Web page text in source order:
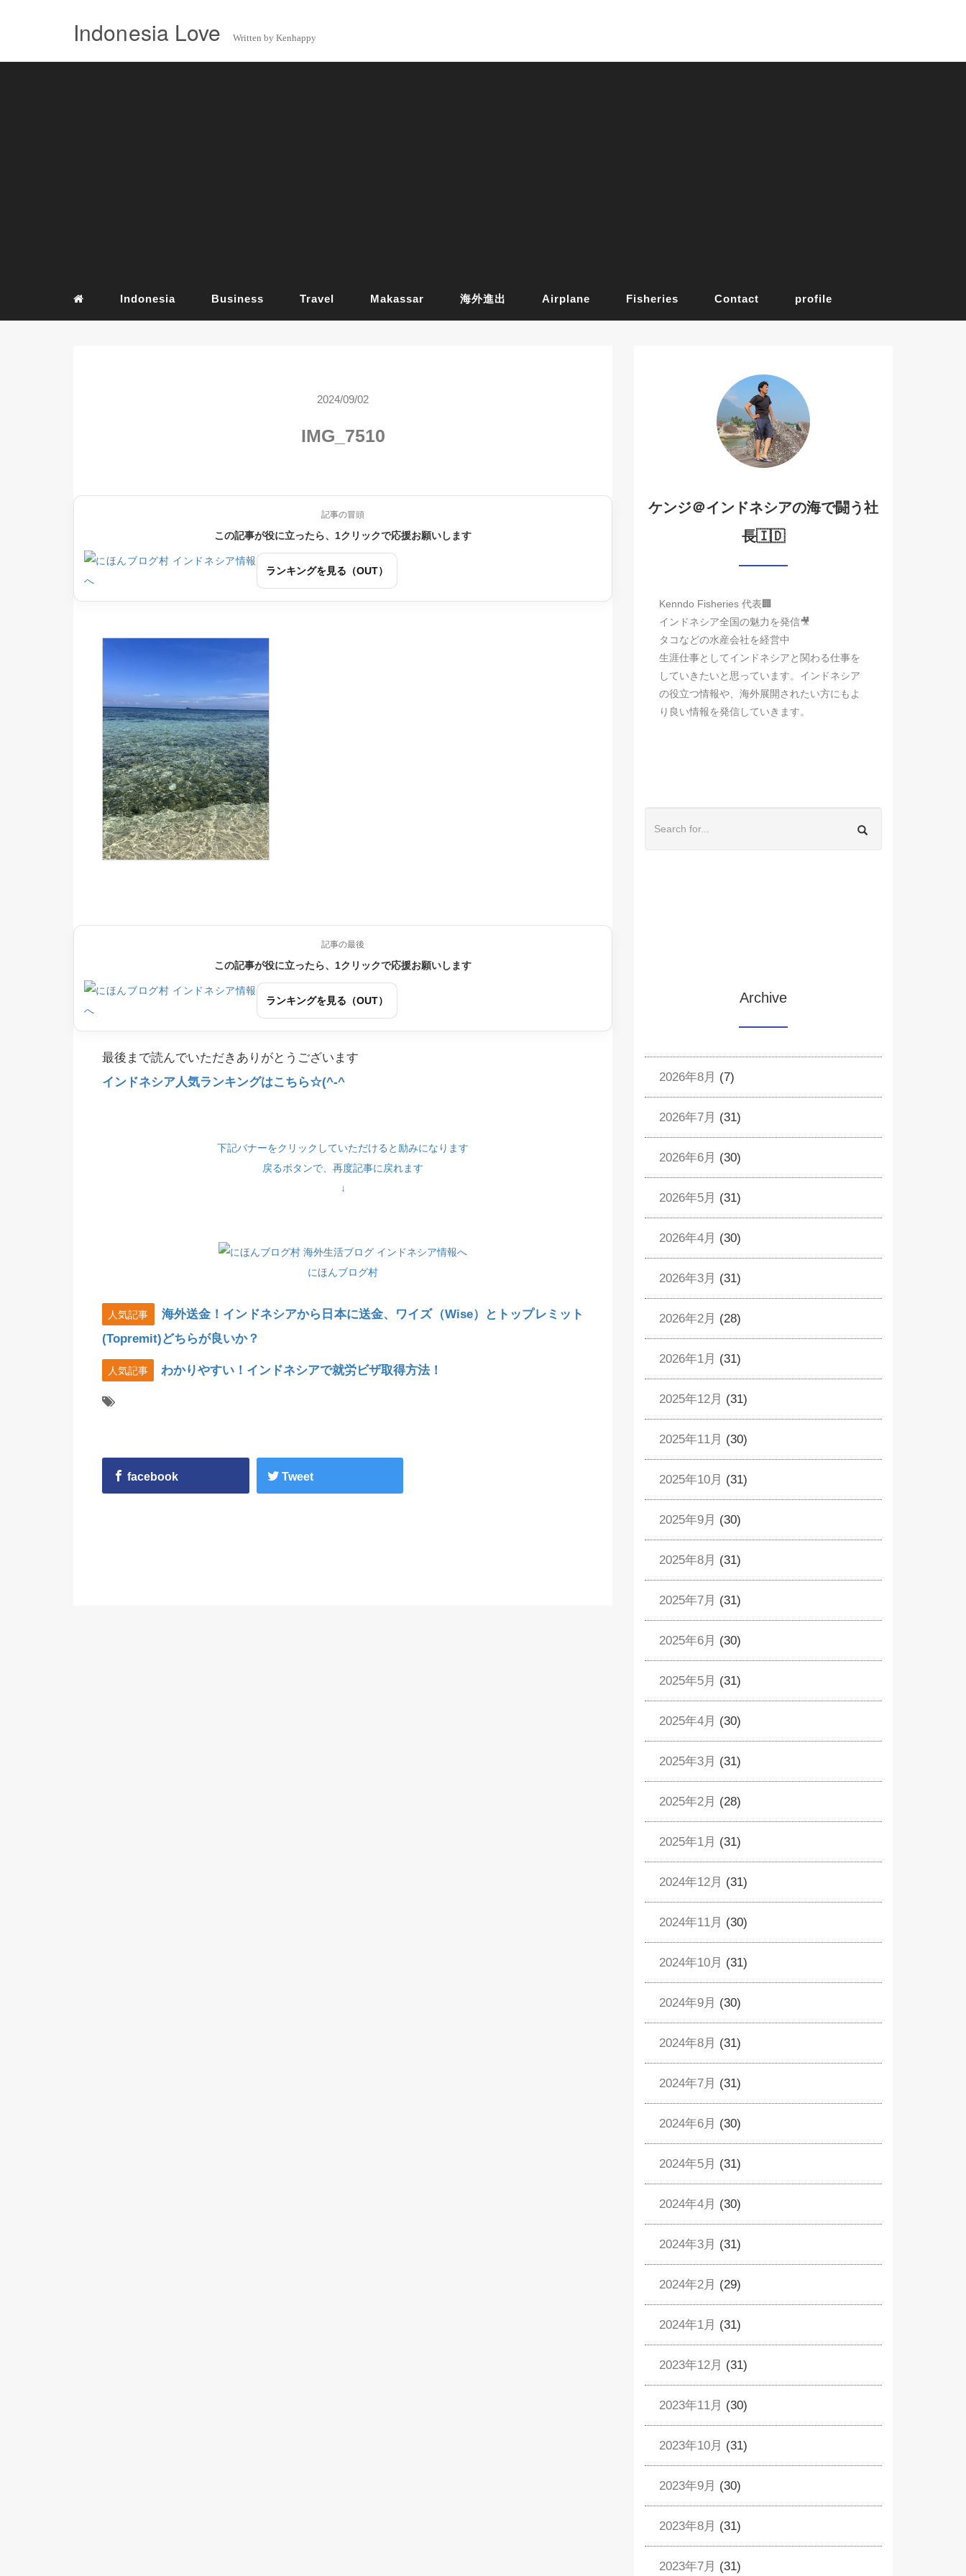
Indonesia Love Written by Kenhappy
Indonesia Business Travel Makassar 海外進出 Airplane Fisheries Contact profile
2024/09/02
IMG_7510
記事の冒頭
この記事が役に立ったら、1クリックで応援お願いします
ランキングを見る（OUT）
記事の最後
この記事が役に立ったら、1クリックで応援お願いします
ランキングを見る（OUT）
最後まで読んでいただきありがとうございます
インドネシア人気ランキングはこちら☆(^-^
下記バナーをクリックしていただけると励みになります
戻るボタンで、再度記事に戻れます
↓
にほんブログ村
人気記事
海外送金！インドネシアから日本に送金、ワイズ（Wise）とトップレミット
(Topremit)どちらが良いか？
人気記事 わかりやすい！インドネシアで就労ビザ取得方法！
facebook Tweet
ケンジ＠インドネシアの海で闘う社
長🇮🇩
Kenndo Fisheries 代表🏢
インドネシア全国の魅力を発信🎥
タコなどの水産会社を経営中
生涯仕事としてインドネシアと関わる仕事を
していきたいと思っています。インドネシア
の役立つ情報や、海外展開されたい方にもよ
り良い情報を発信していきます。
Archive
2026年8月 (7)
2026年7月 (31)
2026年6月 (30)
2026年5月 (31)
2026年4月 (30)
2026年3月 (31)
2026年2月 (28)
2026年1月 (31)
2025年12月 (31)
2025年11月 (30)
2025年10月 (31)
2025年9月 (30)
2025年8月 (31)
2025年7月 (31)
2025年6月 (30)
2025年5月 (31)
2025年4月 (30)
2025年3月 (31)
2025年2月 (28)
2025年1月 (31)
2024年12月 (31)
2024年11月 (30)
2024年10月 (31)
2024年9月 (30)
2024年8月 (31)
2024年7月 (31)
2024年6月 (30)
2024年5月 (31)
2024年4月 (30)
2024年3月 (31)
2024年2月 (29)
2024年1月 (31)
2023年12月 (31)
2023年11月 (30)
2023年10月 (31)
2023年9月 (30)
2023年8月 (31)
2023年7月 (31)